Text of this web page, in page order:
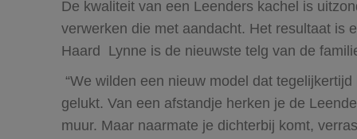
De kwaliteit van een Leenders kachel is
verwerken die met aandacht. Het resultaat is
Haard Lynne is de nieuwste telg van de
“We wilden een nieuw model dat
gelukt. Van een afstandje herken je de
muur. Maar naarmate je dichterbij komt,